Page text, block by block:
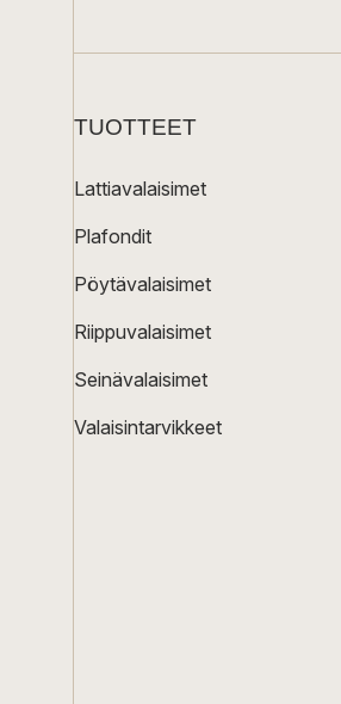
TUOTTEET
Lattiavalaisimet
Plafondit
Pöytävalaisimet
Riippuvalaisimet
Seinävalaisimet
Valaisintarvikkeet